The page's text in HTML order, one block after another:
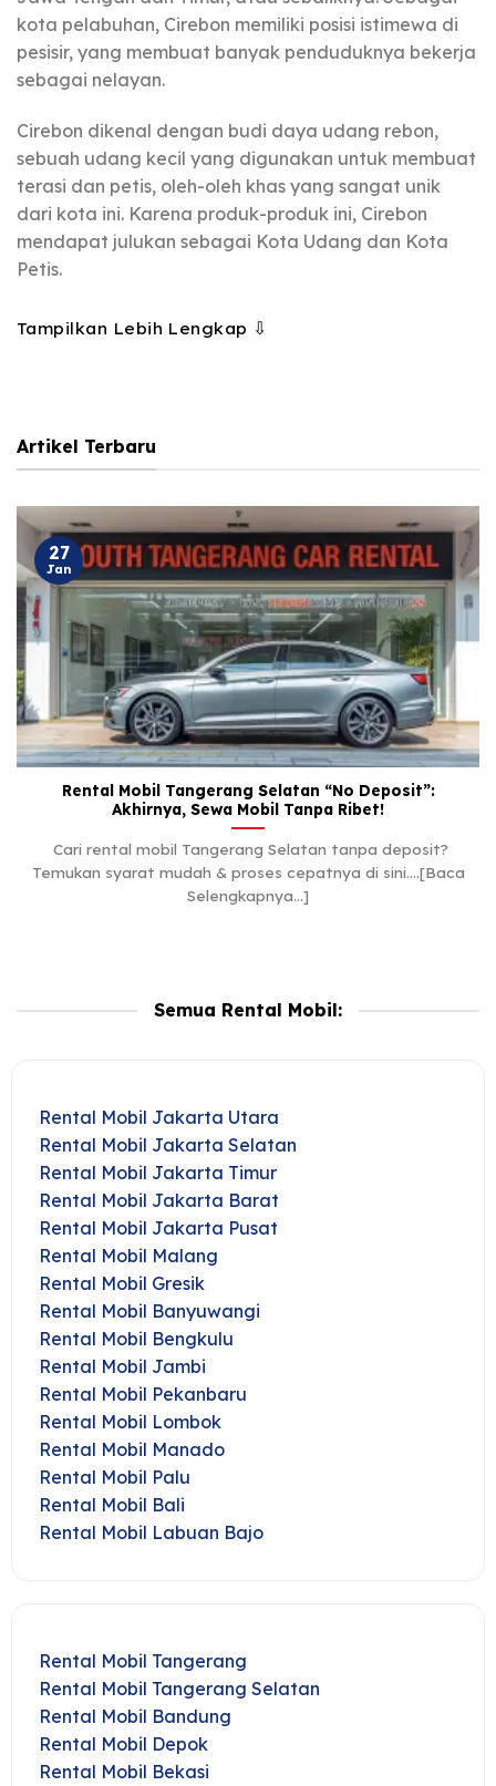
kota pelabuhan, Cirebon memiliki posisi istimewa di
pesisir, yang membuat banyak penduduknya bekerja
sebagai nelayan.
Cirebon dikenal dengan budi daya udang rebon,
sebuah udang kecil yang digunakan untuk membuat
terasi dan petis, oleh-oleh khas yang sangat unik
dari kota ini. Karena produk-produk ini, Cirebon
mendapat julukan sebagai Kota Udang dan Kota
Petis.
Tampilkan Lebih Lengkap ⇩
Artikel Terbaru
Rental Mobil Tangerang Selatan “No Deposit”:
Akhirnya, Sewa Mobil Tanpa Ribet!
Cari rental mobil Tangerang Selatan tanpa deposit?
Temukan syarat mudah & proses cepatnya di sini....[Baca
Selengkapnya...]
27
Jan
Semua Rental Mobil:
Rental Mobil Jakarta Utara
Rental Mobil Jakarta Selatan
Rental Mobil Jakarta Timur
Rental Mobil Jakarta Barat
Rental Mobil Jakarta Pusat
Rental Mobil Malang
Rental Mobil Gresik
Rental Mobil Banyuwangi
Rental Mobil Bengkulu
Rental Mobil Jambi
Rental Mobil Pekanbaru
Rental Mobil Lombok
Rental Mobil Manado
Rental Mobil Palu
Rental Mobil Bali
Rental Mobil Labuan Bajo
Rental Mobil Tangerang
Rental Mobil Tangerang Selatan
Rental Mobil Bandung
Rental Mobil Depok
Rental Mobil Bekasi